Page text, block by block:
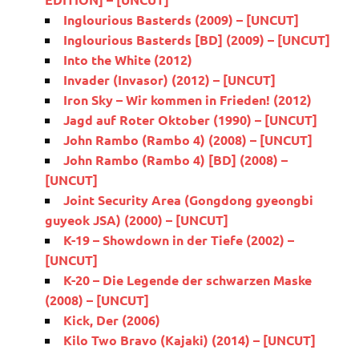
Inglourious Basterds (2009) – [UNCUT]
Inglourious Basterds [BD] (2009) – [UNCUT]
Into the White (2012)
Invader (Invasor) (2012) – [UNCUT]
Iron Sky – Wir kommen in Frieden! (2012)
Jagd auf Roter Oktober (1990) – [UNCUT]
John Rambo (Rambo 4) (2008) – [UNCUT]
John Rambo (Rambo 4) [BD] (2008) –
[UNCUT]
Joint Security Area (Gongdong gyeongbi
guyeok JSA) (2000) – [UNCUT]
K-19 – Showdown in der Tiefe (2002) –
[UNCUT]
K-20 – Die Legende der schwarzen Maske
(2008) – [UNCUT]
Kick, Der (2006)
Kilo Two Bravo (Kajaki) (2014) – [UNCUT]